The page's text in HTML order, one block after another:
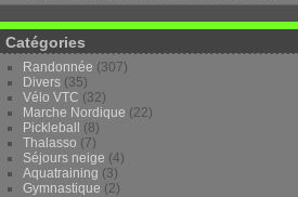
Catégories
Randonnée (307)
Divers (35)
Vélo VTC (32)
Marche Nordique (22)
Pickleball
(8)
Thalasso (7)
Séjours neige (4)
Aquatraining (3)
Gymnastique (2)